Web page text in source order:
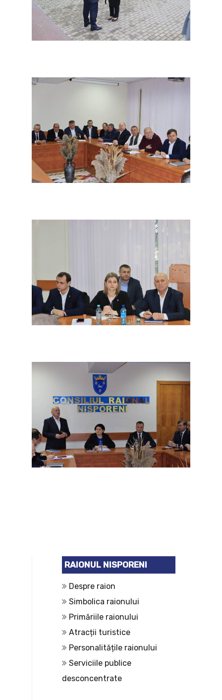
RAIONUL NISPORENI
Despre raion
Simbolica raionului
Primăriile raionului
Atracții turistice
Personalitățile raionului
Serviciile publice
desconcentrate